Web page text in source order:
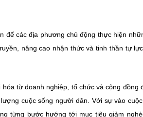
để các địa phương chủ động thực hiện
nâng cao nhận thức và tinh thần tự
từ doanh nghiệp, tổ chức và cộng đồng
cuộc sống người dân. Với sự vào
từng bước hướng tới mục tiêu giảm